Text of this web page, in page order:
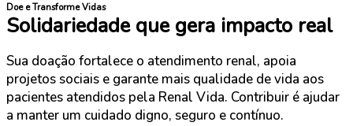
Doe e Transforme Vidas
Solidariedade que gera impacto real
Sua doação fortalece o atendimento renal, apoia
projetos sociais e garante mais qualidade de vida aos
pacientes atendidos pela Renal Vida. Contribuir é ajudar
a manter um cuidado digno, seguro e contínuo.